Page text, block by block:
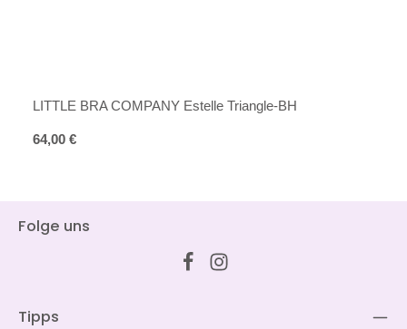
LITTLE BRA COMPANY Estelle Triangle-BH
Regulärer Preis:
64,00 €
Folge uns
Tipps